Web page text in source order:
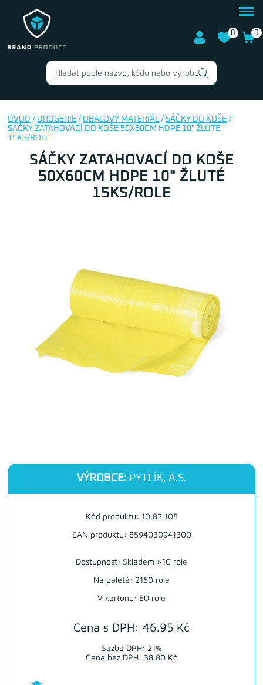
0 0
ÚVOD / DROGERIE / OBALOVÝ MATERIÁL /SÁČKY DO KOŠE /
SÁČKY ZATAHOVACÍ DO KOŠE 50X60CM HDPE 10" ŽLUTÉ
15KS/ROLE
SÁČKY ZATAHOVACÍ DO KOŠE
50X60CM HDPE 10" ŽLUTÉ
15KS/ROLE
VÝROBCE: PYTLÍK, A.S.
Cena s DPH: 46.95 Kč
Sazba DPH: 21%
Cena bez DPH: 38.80 Kč
Kód produktu: 10.82.105
EAN produktu: 8594030941300
Dostupnost: Skladem >10 role
Na paletě: 2160 role
V kartonu: 50 role